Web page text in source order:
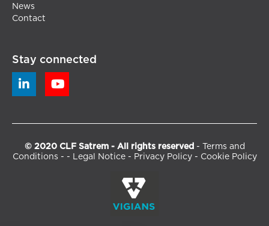
News
Contact
Stay connected
 
© 2020 CLF Satrem - All rights reserved - Terms and
Conditions - - Legal Notice- Privacy Policy- Cookie Policy